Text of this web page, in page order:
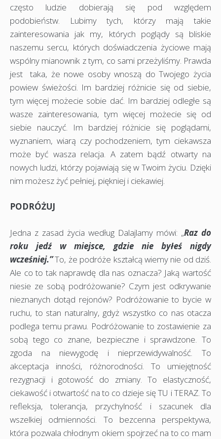
często ludzie dobierają się pod względem
podobieństw. Lubimy tych, którzy mają takie
zainteresowania jak my, których poglądy są bliskie
naszemu sercu, których doświadczenia życiowe mają
wspólny mianownik z tym, co sami przeżyliśmy. Prawda
jest taka, że nowe osoby wnoszą do Twojego życia
powiew świeżości. Im bardziej różnicie się od siebie,
tym więcej możecie sobie dać. Im bardziej odległe są
wasze zainteresowania, tym więcej możecie się od
siebie nauczyć. Im bardziej różnicie się poglądami,
wyznaniem, wiarą czy pochodzeniem, tym ciekawsza
może być wasza relacja. A zatem bądź otwarty na
nowych ludzi, którzy pojawiają się w Twoim życiu. Dzięki
nim możesz żyć pełniej, piękniej i ciekawiej.
PODRÓŻUJ
Jedna z zasad życia według Dalajlamy mówi: „Raz do
roku jedź w miejsce, gdzie nie byłeś nigdy
wcześniej.”To, że podróże kształcą wiemy nie od dziś.
Ale co to tak naprawdę dla nas oznacza? Jaką wartość
niesie ze sobą podróżowanie? Czym jest odkrywanie
nieznanych dotąd rejonów? Podróżowanie to bycie w
ruchu, to stan naturalny, gdyż wszystko co nas otacza
podlega temu prawu. Podróżowanie to zostawienie za
sobą tego co znane, bezpieczne i sprawdzone. To
zgoda na niewygodę i nieprzewidywalność. To
akceptacja inności, różnorodności. To umiejętność
rezygnacji i gotowość do zmiany. To elastyczność,
ciekawość i otwartość na to co dzieje się TU i TERAZ. To
refleksja, tolerancja, przychylność i szacunek dla
wszelkiej odmienności. To bezcenna perspektywa,
która pozwala chłodnym okiem spojrzeć na to co mam